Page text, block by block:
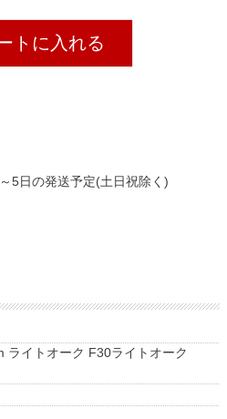
トに入れる
5日の発送予定(土日祝除く)
ライトオーク F30ライトオーク